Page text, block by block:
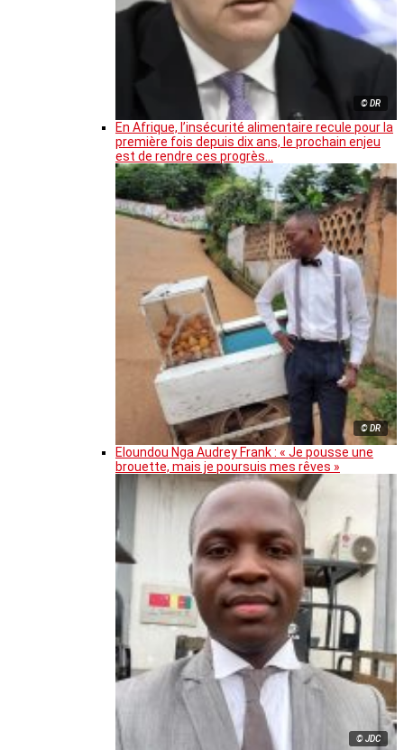
© DR
En Afrique, l’insécurité alimentaire recule pour la
première fois depuis dix ans, le prochain enjeu
est de rendre ces progrès…
© DR
Eloundou Nga Audrey Frank : « Je pousse une
brouette, mais je poursuis mes rêves »
© JDC